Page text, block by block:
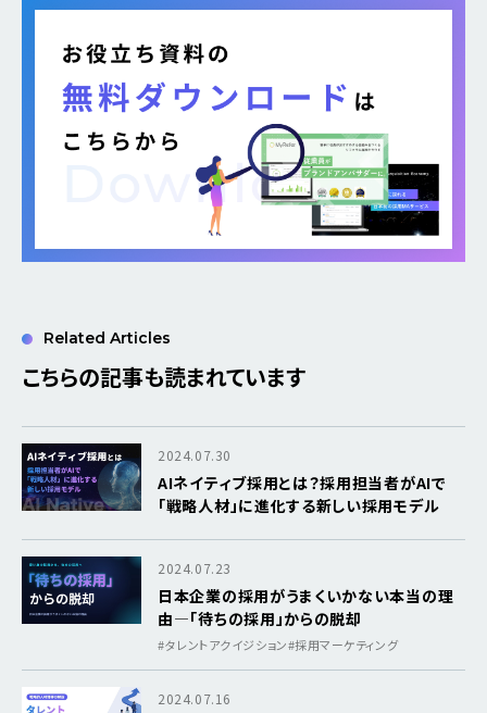
Related Articles
こちらの記事も読まれています
2024.07.30
AIネイティブ採用とは？採用担当者がAIで
「戦略人材」に進化する新しい採用モデル
2024.07.23
日本企業の採用がうまくいかない本当の理
由―「待ちの採用」からの脱却
#タレントアクイジション#採用マーケティング
2024.07.16